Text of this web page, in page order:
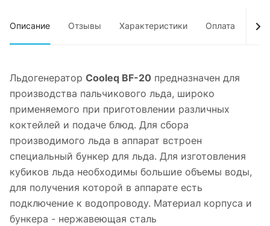
Описание Отзывы Характеристики Оплата
Льдогенератор Cooleq BF-20 предназначен для
производства пальчикового льда, широко
применяемого при приготовлении различных
коктейлей и подаче блюд. Для сбора
производимого льда в аппарат встроен
специальный бункер для льда. Для изготовления
кубиков льда необходимы большие объемы воды,
для получения которой в аппарате есть
подключение к водопроводу. Материал корпуса и
бункера - нержавеющая сталь